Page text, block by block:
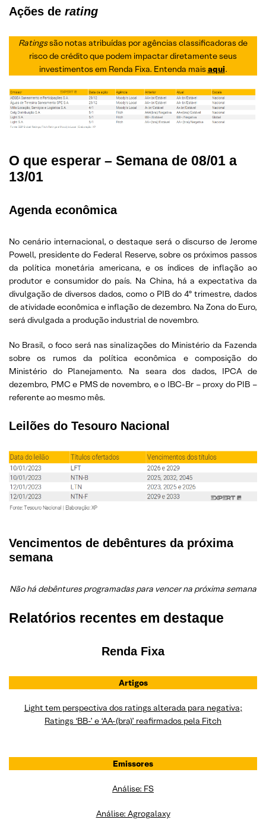
Ações de rating
Ratingssão notas atribuídas por agências classificadoras de
risco de crédito que podem impactar diretamente seus
investimentos em Renda Fixa. Entenda mais aqui.
O que esperar – Semana de 08/01 a
13/01
Agenda econômica
No cenário internacional, o destaque será o discurso de Jerome
Powell, presidente do Federal Reserve, sobre os próximos passos
da política monetária americana, e os índices de inflação ao
produtor e consumidor do país. Na China, há a expectativa da
divulgação de diversos dados, como o PIB do 4º trimestre, dados
de atividade econômica e inflação de dezembro. Na Zona do Euro,
será divulgada a produção industrial de novembro.
No Brasil, o foco será nas sinalizações do Ministério da Fazenda
sobre os rumos da política econômica e composição do
Ministério do Planejamento. Na seara dos dados, IPCA de
dezembro, PMC e PMS de novembro, e o IBC-Br – proxy do PIB –
referente ao mesmo mês.
Leilões do Tesouro Nacional
Vencimentos de debêntures da próxima
semana
Não há debêntures programadas para vencer na próxima semana
Relatórios recentes em destaque
Renda Fixa
Artigos
Light tem perspectiva dos ratings alterada para negativa;
Ratings ‘BB-’ e ‘AA-(bra)’ reafirmados pela Fitch
Emissores
Análise: FS
Análise: Agrogalaxy